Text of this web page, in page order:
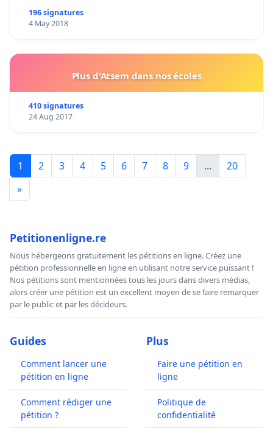
196 signatures
4 May 2018
Plus d'Atsem dans nos écoles
410 signatures
24 Aug 2017
1 2 3 4 5 6 7 8 9 ...
20
»
Petitionenligne.re
Nous hébergeons gratuitement les pétitions en ligne. Créez une
pétition professionnelle en ligne en utilisant notre service puissant !
Nos pétitions sont mentionnées tous les jours dans divers médias,
alors créer une pétition est un excellent moyen de se faire remarquer
par le public et par les décideurs.
Guides
Comment lancer une
pétition en ligne
Comment rédiger une
pétition ?
Plus
Faire une pétition en
ligne
Politique de
confidentialité